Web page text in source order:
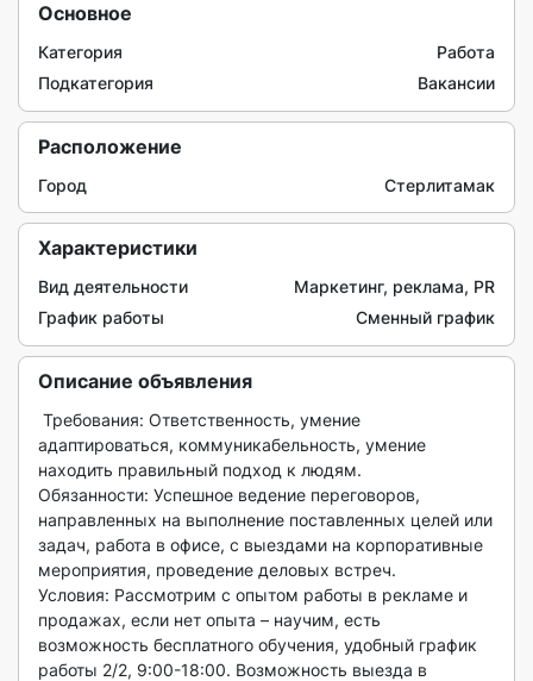
Основное
Категория
Работа
Подкатегория
Вакансии
Расположение
Город Стерлитамак
Характеристики
Вид деятельности
Маркетинг, реклама, PR
График работы
Сменный график
Описание объявления
адаптироваться, коммуникабельность, умение
находить правильный подход к людям.
Обязанности: Успешное ведение переговоров,
направленных на выполнение поставленных целей или
задач, работа в офисе, с выездами на корпоративные
мероприятия, проведение деловых встреч.
Условия: Рассмотрим с опытом работы в рекламе и
продажах, если нет опыта – научим, есть
возможность бесплатного обучения, удобный график
работы 2/2, 9:00-18:00. Возможность выезда в